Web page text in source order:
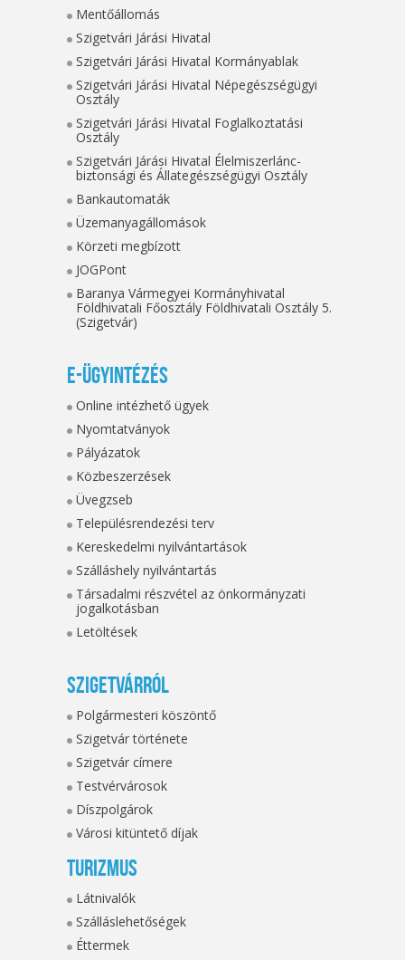
Mentőállomás
Szigetvári Járási Hivatal
Szigetvári Járási Hivatal Kormányablak
Szigetvári Járási Hivatal Népegészségügyi
Osztály
Szigetvári Járási Hivatal Foglalkoztatási
Osztály
Szigetvári Járási Hivatal Élelmiszerlánc-
biztonsági és Állategészségügyi Osztály
Bankautomaták
Üzemanyagállomások
Körzeti megbízott
JOGPont
Baranya Vármegyei Kormányhivatal
Földhivatali Főosztály Földhivatali Osztály 5.
(Szigetvár)
E-ügyintézés
Online intézhető ügyek
Nyomtatványok
Pályázatok
Közbeszerzések
Üvegzseb
Településrendezési terv
Kereskedelmi nyilvántartások
Szálláshely nyilvántartás
Társadalmi részvétel az önkormányzati
jogalkotásban
Letöltések
Szigetvárról
Polgármesteri köszöntő
Szigetvár története
Szigetvár címere
Testvérvárosok
Díszpolgárok
Városi kitüntető díjak
Turizmus
Látnivalók
Szálláslehetőségek
Éttermek